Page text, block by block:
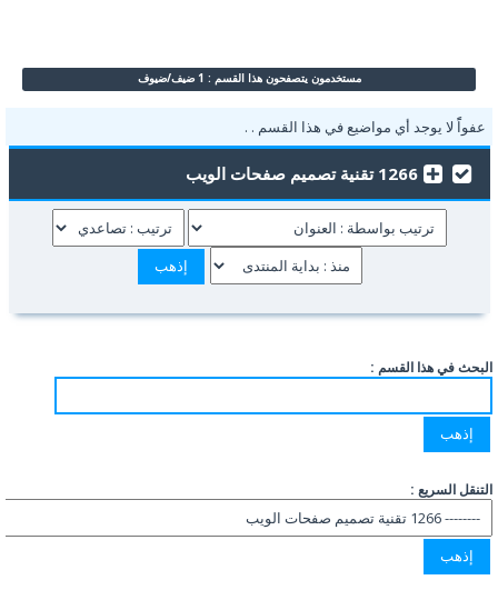
مستخدمون يتصفحون هذا القسم : 1 ضيف/ضيوف
عفواًً لا يوجد أي مواضيع في هذا القسم . .
1266 تقنية تصميم صفحات الويب
البحث في هذا القسم :
التنقل السريع :